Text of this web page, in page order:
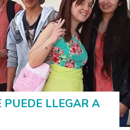
PUEDE LLEGAR A